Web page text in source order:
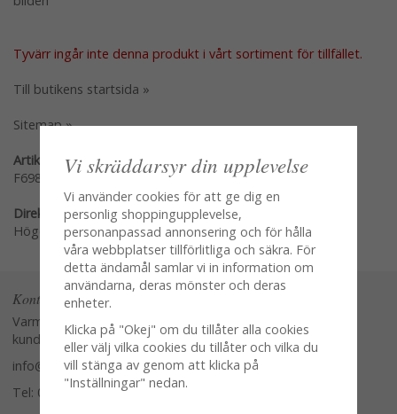
Tyvärr ingår inte denna produkt i vårt sortiment för tillfället.
Till butikens startsida »
Sitemap »
Artikelnummer:
F698-R
Direktlänk:
Högerklicka och kopiera adressen
Kontakta oss
Varmt välkommen att kontakta vår
kundtjänst.
info@glasverandan.se
Tel: 079-3495968
Vi skräddarsyr din upplevelse
Vi använder cookies för att ge dig en
personlig shoppingupplevelse,
personanpassad annonsering och för hålla
våra webbplatser tillförlitliga och säkra. För
detta ändamål samlar vi in information om
användarna, deras mönster och deras
enheter.
Klicka på "Okej" om du tillåter alla cookies
eller välj vilka cookies du tillåter och vilka du
vill stänga av genom att klicka på
"Inställningar" nedan.